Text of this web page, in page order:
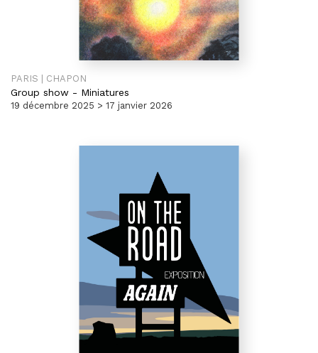
PARIS | CHAPON
Group show - Miniatures
19 décembre 2025 > 17 janvier 2026